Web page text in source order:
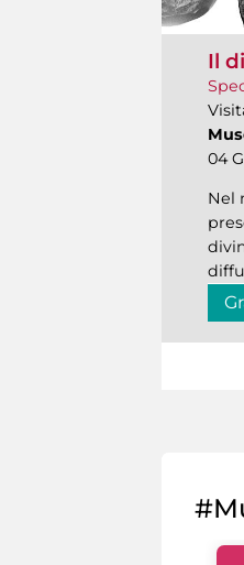
Il
04
Nel